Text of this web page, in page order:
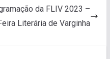
da FLIV 2023 –
Literária de Varginha